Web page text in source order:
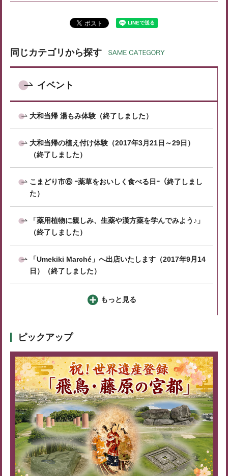
同じカテゴリから探す
イベント
大和当帰 湯もみ体験（終了しました）
大和当帰の植え付け体験（2017年3月21日～29日）
（終了しました）
こまどり市⑥ ｰ薬草をおいしく食べる日ｰ（終了しまし
た）
「薬用植物に親しみ、生薬や漢方薬を学んでみよう♪」
（終了しました）
「Umekiki Marché」へ出店いたします（2017年9月14
日）（終了しました）
もっと見る
ピックアップ